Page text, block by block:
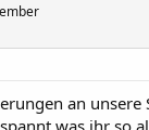
an unsere
was ihr so